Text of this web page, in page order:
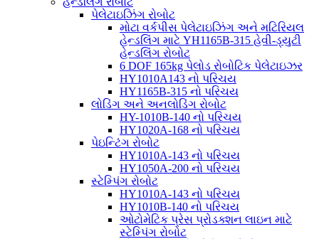
પેલેટાઇઝિંગ રોબોટ
મોટા વર્કપીસ પેલેટાઇઝિંગ અને મટિરિયલ
હેન્ડલિંગ માટે YH1165B-315 હેવી-ડ્યુટી
હેન્ડલિંગ રોબોટ
6 DOF 165kg પેલોડ રોબોટિક પેલેટાઇઝર
HY1010A143 નો પરિચય
HY1165B-315 નો પરિચય
લોડિંગ અને અનલોડિંગ રોબોટ
HY-1010B-140 નો પરિચય
HY1020A-168 નો પરિચય
પેઇન્ટિંગ રોબોટ
HY1010A-143 નો પરિચય
HY1050A-200 નો પરિચય
સ્ટેમ્પિંગ રોબોટ
HY1010A-143 નો પરિચય
HY1010B-140 નો પરિચય
ઓટોમેટિક પ્રેસ પ્રોડક્શન લાઇન માટે
સ્ટેમ્પિંગ રોબોટ